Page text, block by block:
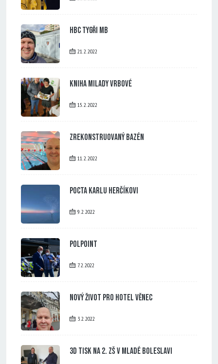
HBC Tygři MB
21. 2. 2022
Kniha Milady Vrbové
15. 2. 2022
Zrekonstruovaný bazén
11. 2. 2022
Pocta Karlu Herčíkovi
9. 2. 2022
PolPoint
7. 2. 2022
Nový život pro Hotel Věnec
3. 2. 2022
3D tisk na 2. ZŠ v Mladé Boleslavi